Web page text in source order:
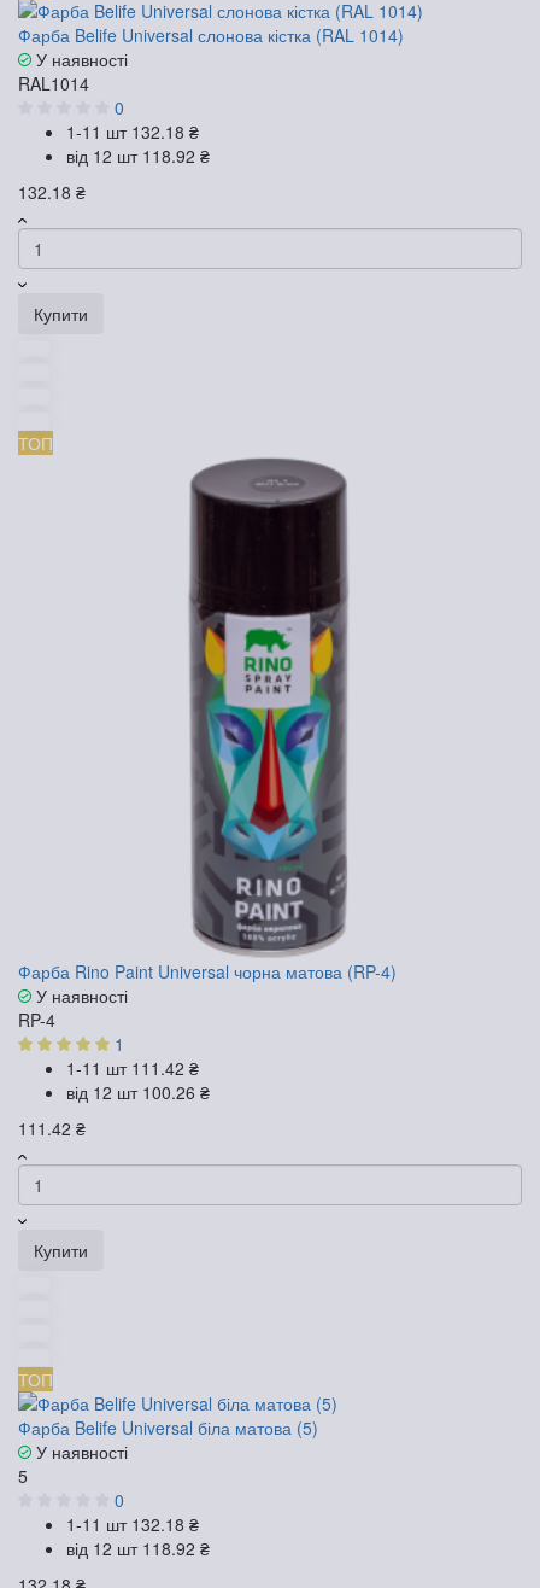
Фарба Belife Universal слонова кістка (RAL 1014)
У наявності
RAL1014
0
1-11 шт 132.18 ₴
від 12 шт 118.92 ₴
132.18 ₴
Купити
ТОП
Фарба Rino Paint Universal чорна матова (RP-4)
У наявності
RP-4
1
1-11 шт 111.42 ₴
від 12 шт 100.26 ₴
111.42 ₴
Купити
ТОП
Фарба Belife Universal біла матова (5)
У наявності
5
0
1-11 шт 132.18 ₴
від 12 шт 118.92 ₴